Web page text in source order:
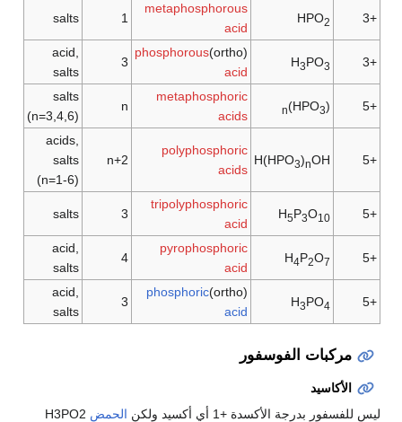
+3
HPO2
metaphosphorous
acid
1
salts
+3
H3PO3
(ortho)
phosphorous
acid
3
acid,
salts
+5
(HPO
3
)
n
metaphosphoric
acids
n
salts
(n=3,4,6)
+5
H(HPO3)nOH
polyphosphoric
acids
n+2
acids,
salts
(n=1-6)
+5
H5P3O10
tripolyphosphoric
acid
3
salts
+5
H4P2O7
pyrophosphoric
acid
4
acid,
salts
+5
H3PO4
(ortho)
phosphoric
acid
3
acid,
salts
مركبات الفوسفور
الأكاسيد
ليس للفسفور بدرجة الأكسدة +1 أي أكسيد ولكن
الحمض